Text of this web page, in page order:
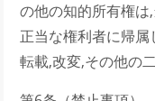
の他の知的所有権
正当な権利者に帰
転載,改変,その他の